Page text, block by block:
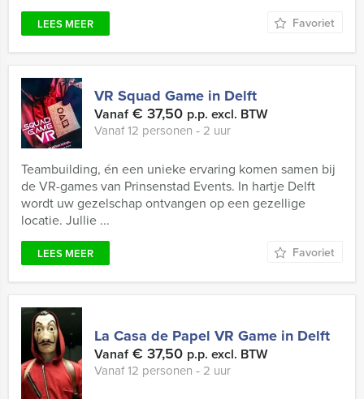
LEES MEER Favoriet
VR Squad Game in Delft
Vanaf€ 37,50 p.p. excl. BTW
Vanaf 12 personen ‐ 2 uur
Teambuilding, én een unieke ervaring komen samen bij
de VR-games van Prinsenstad Events. In hartje Delft
wordt uw gezelschap ontvangen op een gezellige
locatie. Jullie ...
LEES MEER Favoriet
La Casa de Papel VR Game in Delft
Vanaf€ 37,50 p.p. excl. BTW
Vanaf 12 personen ‐ 2 uur